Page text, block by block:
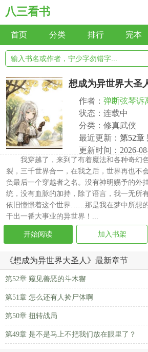
八三看书
首页 分类 排行 完本
想成为异世界大圣
作者： 弹断弦琴诉
状态：连载中
分类：修真武侠
最近更新： 第52章
更新时间：2026-
我穿越了，来到了有着魔法和各种奇幻
裂，三千世界合一，在我之后，世界再也不
负最后一个穿越者之名。没有神明赐予的外
统，没有血脉的加持，除了语言，我一无所
依旧憧憬着这个世界……那是我在梦中所想
干出一番大事业的异世界！...
开始阅读 加入书架
《想成为异世界大圣人》最新章节
第52章 窥见善恶的斗木獬
第51章 怎么还有人捡尸体啊
第50章 扭转战局
第49章 是不是马上不把我们放在眼里了？